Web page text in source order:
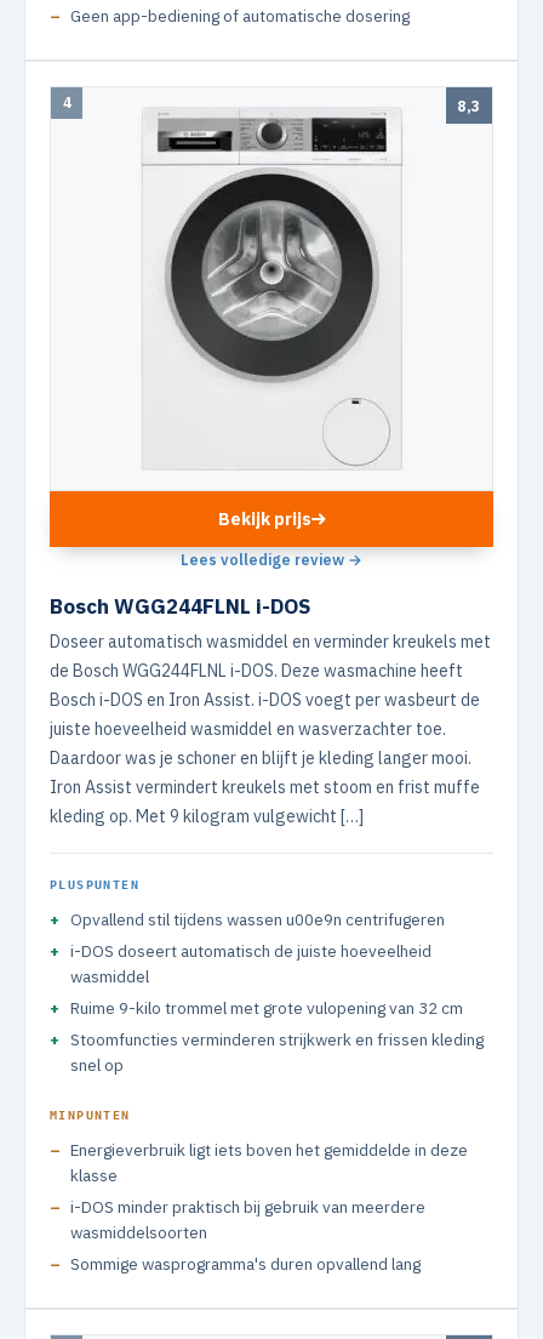
Geen app-bediening of automatische dosering
4 8,3
Bekijk prijs
Lees volledige review →
Bosch WGG244FLNL i-DOS
Doseer automatisch wasmiddel en verminder kreukels met
de Bosch WGG244FLNL i-DOS. Deze wasmachine heeft
Bosch i-DOS en Iron Assist. i-DOS voegt per wasbeurt de
juiste hoeveelheid wasmiddel en wasverzachter toe.
Daardoor was je schoner en blijft je kleding langer mooi.
Iron Assist vermindert kreukels met stoom en frist muffe
kleding op. Met 9 kilogram vulgewicht […]
PLUSPUNTEN
Opvallend stil tijdens wassen u00e9n centrifugeren
i-DOS doseert automatisch de juiste hoeveelheid
wasmiddel
Ruime 9-kilo trommel met grote vulopening van 32 cm
Stoomfuncties verminderen strijkwerk en frissen kleding
snel op
MINPUNTEN
Energieverbruik ligt iets boven het gemiddelde in deze
klasse
i-DOS minder praktisch bij gebruik van meerdere
wasmiddelsoorten
Sommige wasprogramma's duren opvallend lang